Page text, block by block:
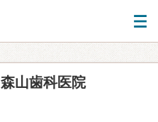
森山歯科医院